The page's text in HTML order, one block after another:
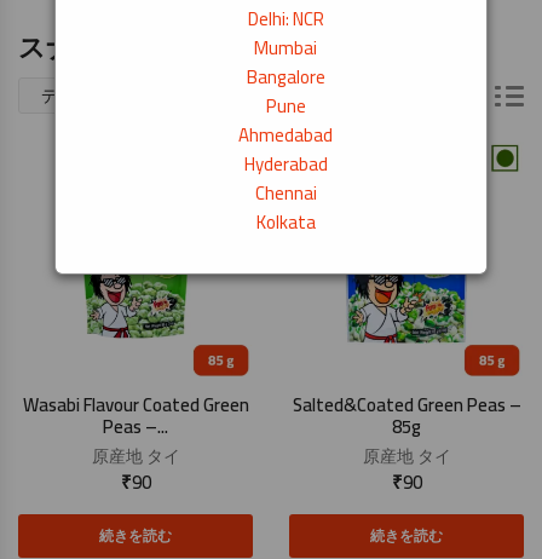
Delhi: NCR
Mumbai
Bangalore
Pune
Ahmedabad
Hyderabad
Chennai
Kolkata
スナック
全 28 件を表示
Wasabi Flavour Coated Green
Peas –...
原産地タイ
₹90
続きを読む
Salted&Coated Green Peas –
85g
原産地タイ
₹90
続きを読む